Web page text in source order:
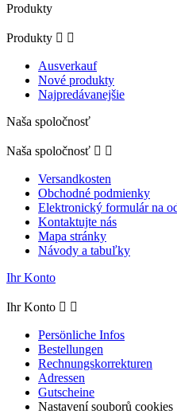
Produkty
Produkty  
Ausverkauf
Nové produkty
Najpredávanejšie
Naša spoločnosť
Naša spoločnosť  
Versandkosten
Obchodné podmienky
Elektronický formulár na
Kontaktujte nás
Mapa stránky
Návody a tabuľky
Ihr Konto
Ihr Konto  
Persönliche Infos
Bestellungen
Rechnungskorrekturen
Adressen
Gutscheine
Nastavení souborů cookies